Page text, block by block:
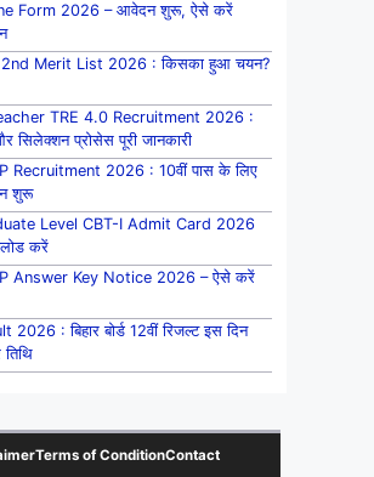
Form 2026 – आवेदन शुरू, ऐसे करें
Merit List 2026 : किसका हुआ चयन?
TRE 4.0 Recruitment 2026 :
सिलेक्शन प्रोसेस पूरी जानकारी
Recruitment 2026 : 10वीं पास के लिए
शुरू
Level CBT-I Admit Card 2026
करें
Answer Key Notice 2026 – ऐसे करें
: बिहार बोर्ड 12वीं रिजल्ट इस दिन
Terms of ConditionContact